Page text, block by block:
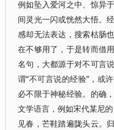
例如坠入爱河之中、惊异
间灵光一闪或恍然大悟。
感却无法表达，搜索枯肠
在不够用了，于是转而借
名句，大都源于对不可言
谓“不可言说的经验”，或
必不限于神秘经验。的确
文学语言，例如宋代某尼
见春，芒鞋踏遍陇头云。